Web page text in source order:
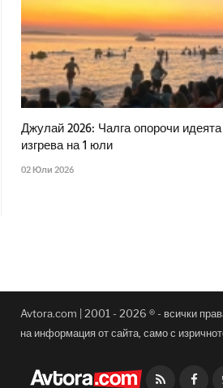
Джулай 2026: Чалга опорочи
изгрева на 1 юли
02 Юли 2026
Avtora.com | 2001 - 2026 ® - всички
на информация от сайта, само с